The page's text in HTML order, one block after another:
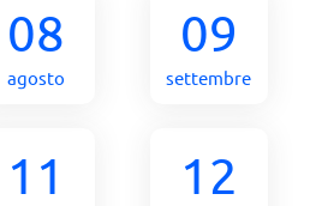
08
agosto
09
settembre
11 12